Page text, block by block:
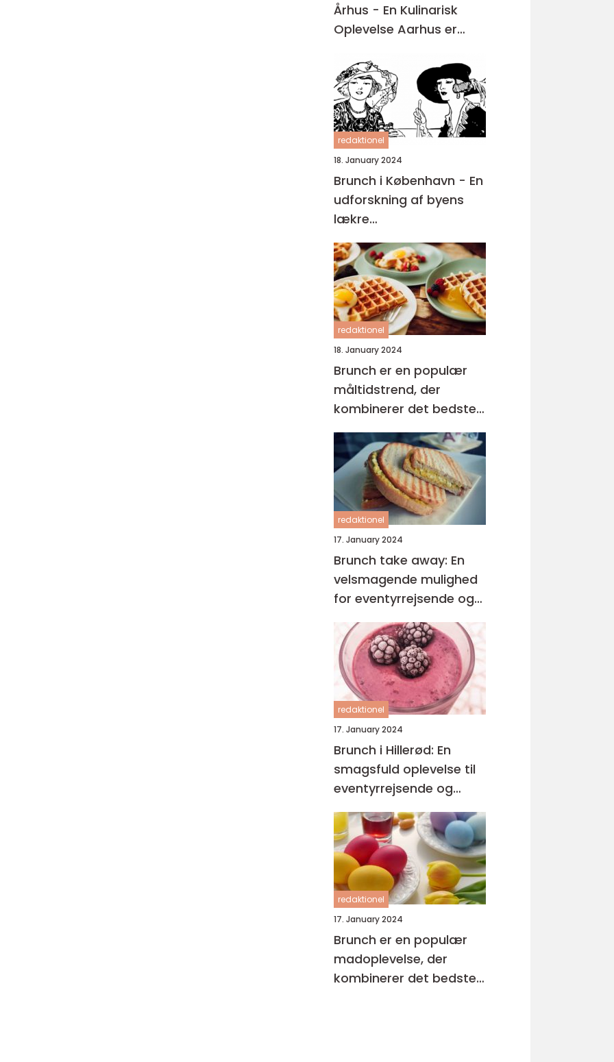
Århus - En Kulinarisk
Oplevelse Aarhus er
hvor der findes en bred
vifte af restauranter,
caféer og spisesteder
redaktionel
18. January 2024
Brunch i København - En
udforskning af byens
lækre
morgenmadsoplevelser
redaktionel
18. January 2024
Brunch er en populær
måltidstrend, der
kombinerer det bedste
fra morgenmad og
frokost
redaktionel
17. January 2024
Brunch take away: En
velsmagende mulighed
for eventyrrejsende og
backpackere
redaktionel
17. January 2024
Brunch i Hillerød: En
smagsfuld oplevelse til
eventyrrejsende og
backpackere
redaktionel
17. January 2024
Brunch er en populær
madoplevelse, der
kombinerer det bedste